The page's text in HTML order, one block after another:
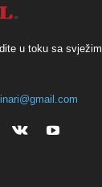
u toku sa svježim